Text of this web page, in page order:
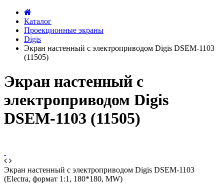
Каталог
Проекционные экраны
Digis
Экран настенный с электроприводом Digis DSEM-1103
(11505)
Экран настенный с
электроприводом Digis
DSEM-1103 (11505)
Экран настенный с электроприводом Digis DSEM-1103
(Electra, формат 1:1, 180*180, MW)